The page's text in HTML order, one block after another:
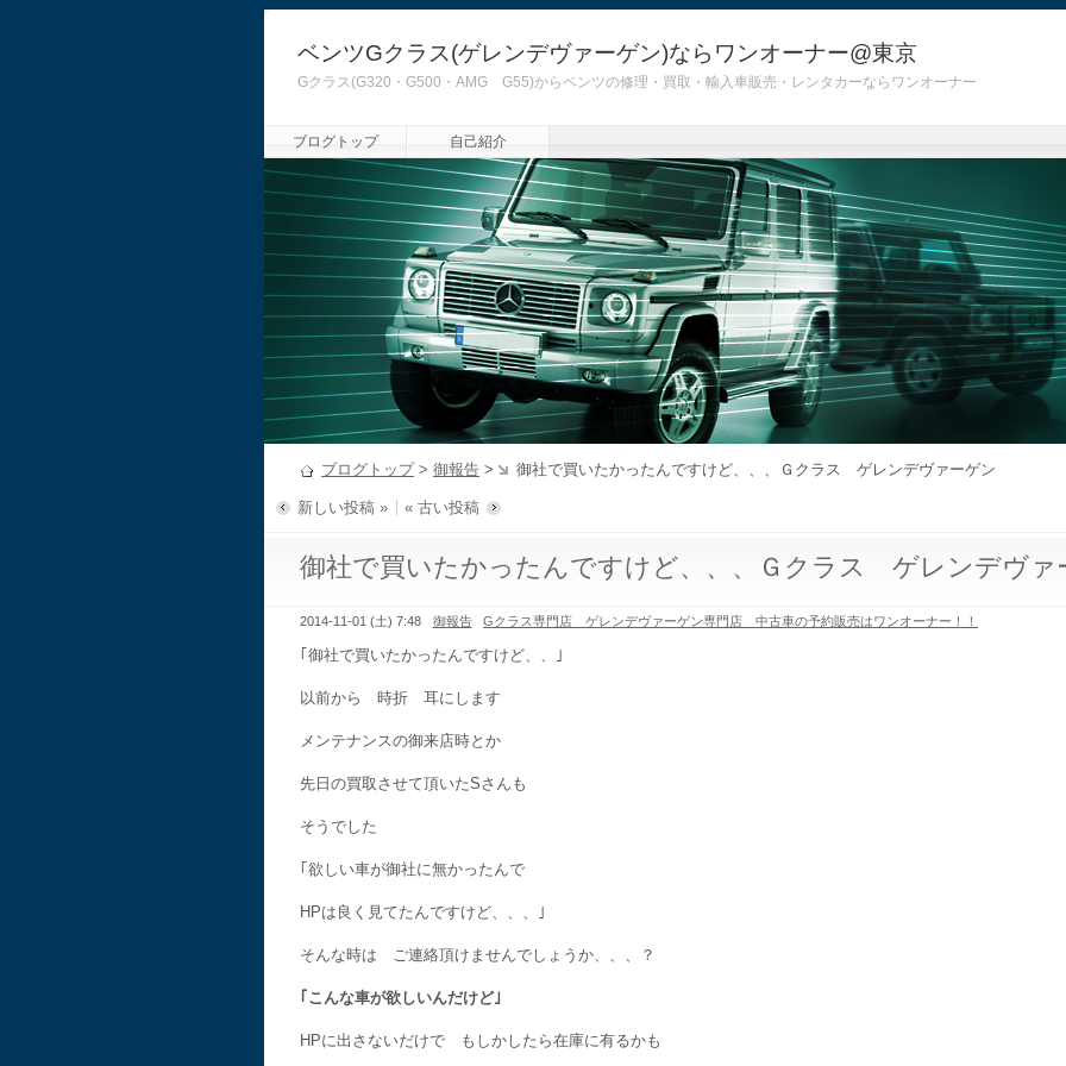
ベンツGクラス(ゲレンデヴァーゲン)ならワンオーナー@東京
Gクラス(G320・G500・AMG G55)からベンツの修理・買取・輸入車販売・レンタカーならワンオーナー
ブログトップ 自己紹介
ブログトップ> 御報告 > 御社で買いたかったんですけど、、、Ｇクラス ゲレンデヴァーゲン
新しい投稿 » « 古い投稿
御社で買いたかったんですけど、、、Ｇクラス ゲレンデヴァ
2014-11-01 (土) 7:48 御報告 Gクラス専門店 ゲレンデヴァーゲン専門店 中古車の予約販売はワンオーナー！！
｢御社で買いたかったんですけど、、｣
以前から 時折 耳にします
メンテナンスの御来店時とか
先日の買取させて頂いたSさんも
そうでした
｢欲しい車が御社に無かったんで
HPは良く見てたんですけど、、、｣
そんな時は ご連絡頂けませんでしょうか、、、？
｢こんな車が欲しいんだけど｣
HPに出さないだけで もしかしたら在庫に有るかも